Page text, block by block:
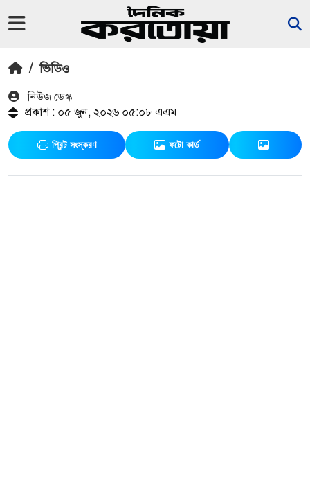
/ ভিডিও
নিউজ ডেস্ক
প্রকাশ : ০৫ জুন, ২০২৬ ০৫:০৮ এএম
প্রিন্ট সংস্করণ ফটো কার্ড